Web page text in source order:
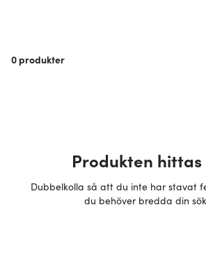
0 produkter
Produkten hittas
Dubbelkolla så att du inte har stavat
du behöver bredda din